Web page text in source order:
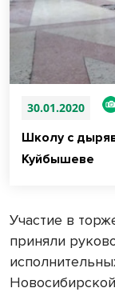
30.01.2020
Школу с
Куйбышеве
Участие в
приняли